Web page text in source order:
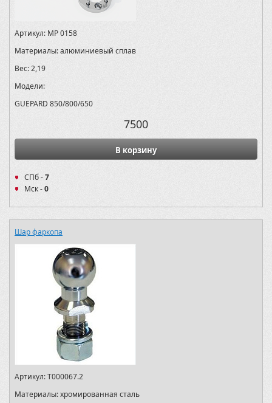
Артикул: MP 0158
Материалы:алюминиевый сплав
Вес:2,19
Модели:
GUEPARD 850/800/650
7500
В корзину
СПб -7
Мск -0
Шар фаркопа
Артикул:T000067.2
Материалы:хромированная сталь